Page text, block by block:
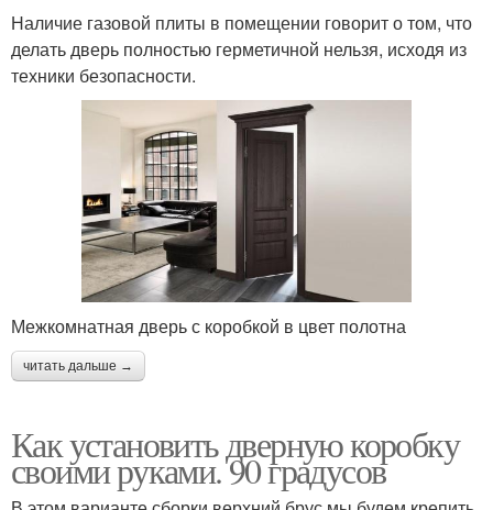
Наличие газовой плиты в помещении говорит о том, что
делать дверь полностью герметичной нельзя, исходя из
техники безопасности.
Межкомнатная дверь с коробкой в цвет полотна
читать дальше →
Как установить дверную коробку
своими руками. 90 градусов